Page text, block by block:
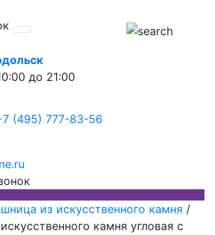
до 21:00
(495) 777-83-56
из искусственного камня /
камня угловая с